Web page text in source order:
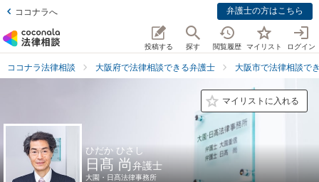
ココナラへ 弁護士の方はこちら
投稿する 探す 閲覧履歴 マイリスト ログイン
ココナラ法律相談 大阪府で法律相談できる弁護士 大阪市で法律相談で
マイリストに入れる
ひだか ひさし
日髙 尚弁護士
大園・日髙法律事務所